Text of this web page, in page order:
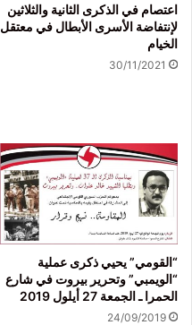
اعتصام في الذكرى الثانية والثلاثين
لإنتفاضة الأسرى الأبطال في معتقل
الخيام
30/11/2021
“القومي” يحيي ذكرى عملية
“الويمبي” وتحرير بيروت في شارع
الحمرا ـ الجمعة 27 أيلول 2019
24/09/2019